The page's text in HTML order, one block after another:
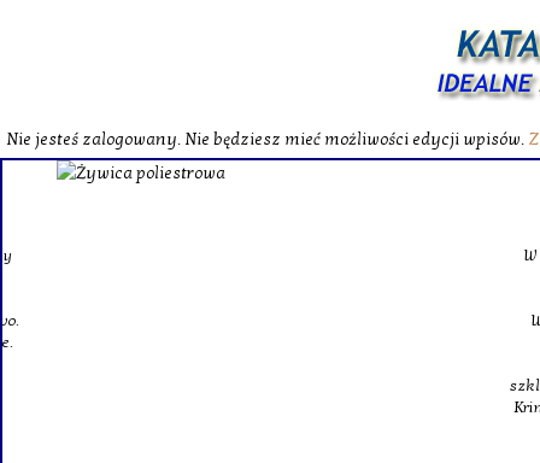
Nie jesteś zalogowany. Nie będziesz mieć możliwości edycji wpisów.
W
szklanego
Krinex,